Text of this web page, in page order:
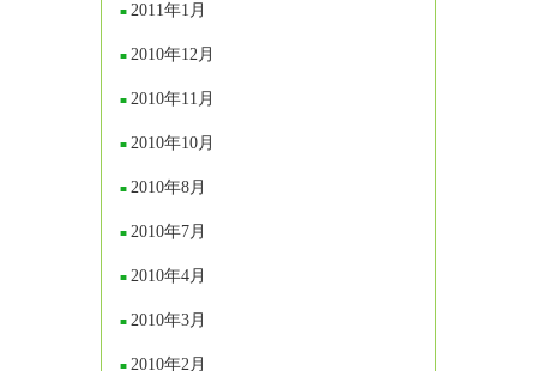
2011年1月
2010年12月
2010年11月
2010年10月
2010年8月
2010年7月
2010年4月
2010年3月
2010年2月